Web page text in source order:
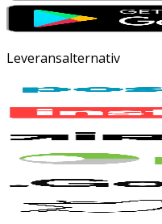
Leveransalternativ